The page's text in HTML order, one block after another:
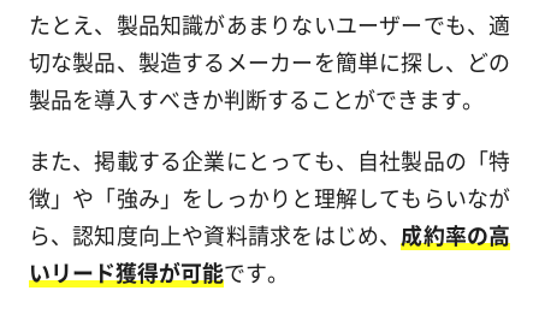
たとえ、製品知識があまりないユーザーでも、適
切な製品、製造するメーカーを簡単に探し、どの
製品を導入すべきか判断することができます。
また、掲載する企業にとっても、自社製品の「特
徴」や「強み」をしっかりと理解してもらいなが
ら、認知度向上や資料請求をはじめ、 成約率の高
いリード獲得が可能です。